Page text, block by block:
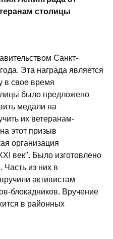
столицы
Санкт-
Эта награда является
в свое время
было предложено
медали на
их ветеранам-
этот призыв
организация
век". Было изготовлено
из них в
активистам
блокадников. Вручение
в районных